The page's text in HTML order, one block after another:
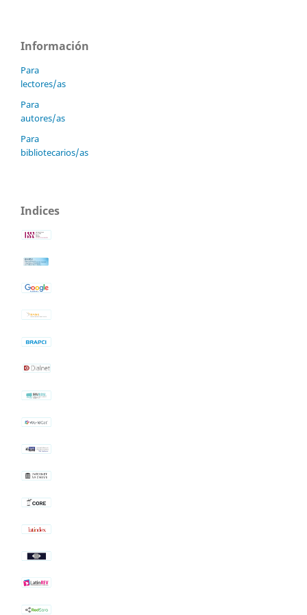
Información
Para
lectores/as
Para
autores/as
Para
bibliotecarios/as
Indices